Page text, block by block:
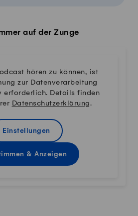
auf der Zunge
hören zu können, ist
zur Datenverarbeitung
erforderlich. Details finden
Datenschutzerklärung.
Einstellungen
& Anzeigen